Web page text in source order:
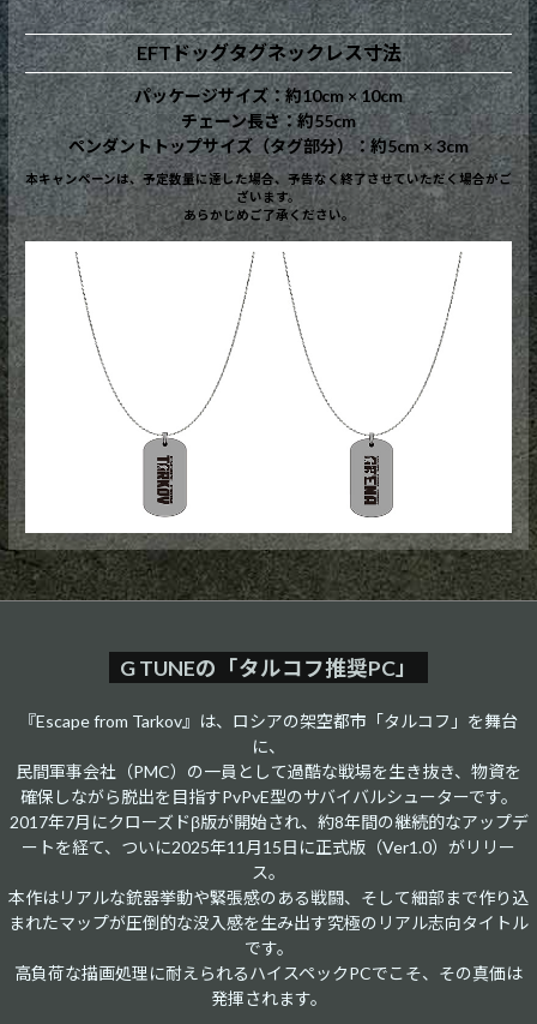
EFTドッグタグネックレス寸法
パッケージサイズ：約10cm × 10cm
チェーン長さ：約55cm
ペンダントトップサイズ（タグ部分）：約5cm × 3cm
本キャンペーンは、予定数量に達した場合、予告なく終了させていただく場合がご
ざいます。
あらかじめご了承ください。
G TUNEの「タルコフ推奨PC」
『Escape from Tarkov』は、ロシアの架空都市「タルコフ」を舞台
に、​
民間軍事会社（PMC）の一員として過酷な戦場を生き抜き、物資を
確保しながら脱出を目指すPvPvE型のサバイバルシューターです。​​
2017年7月にクローズドβ版が開始され、約8年間の継続的なアップデ
ートを経て、ついに2025年11月15日に正式版（Ver1.0）がリリー
ス。​​
本作はリアルな銃器挙動や緊張感のある戦闘、そして細部まで作り込
まれたマップが圧倒的な没入感を生み出す究極のリアル志向タイトル
です。
高負荷な描画処理に耐えられるハイスペックPCでこそ、その真価は
発揮されます。​​